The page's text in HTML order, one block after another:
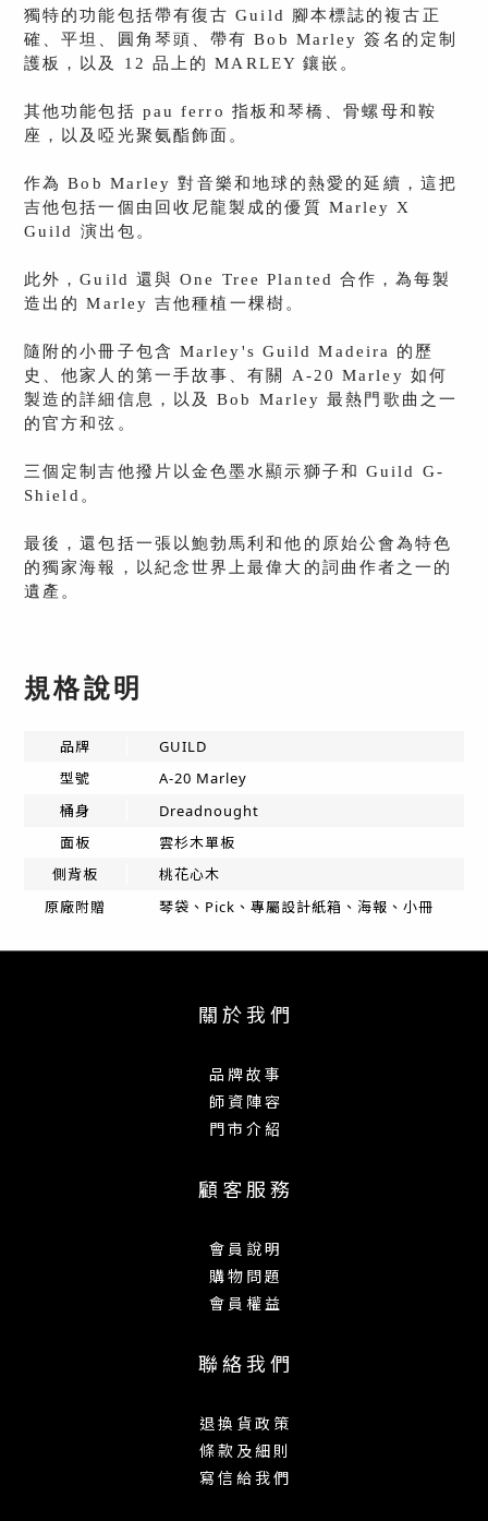
獨特的功能包括帶有復古 Guild 腳本標誌的複古正
確、平坦、圓角琴頭、帶有 Bob Marley 簽名的定制
護板，以及 12 品上的 MARLEY 鑲嵌。
其他功能包括 pau ferro 指板和琴橋、骨螺母和鞍
座，以及啞光聚氨酯飾面。
作為 Bob Marley 對音樂和地球的熱愛的延續，這把
吉他包括一個由回收尼龍製成的優質 Marley X
Guild 演出包。
此外，Guild 還與 One Tree Planted 合作，為每製
造出的 Marley 吉他種植一棵樹。
隨附的小冊子包含 Marley's Guild Madeira 的歷
史、他家人的第一手故事、有關 A-20 Marley 如何
製造的詳細信息，以及 Bob Marley 最熱門歌曲之一
的官方和弦。
三個定制吉他撥片以金色墨水顯示獅子和 Guild G-
Shield。
最後，還包括一張以鮑勃馬利和他的原始公會為特色
的獨家海報，以紀念世界上最偉大的詞曲作者之一的
遺產。
規格說明
品牌
GUILD
型號
A-20 Marley
桶身
Dreadnought
面板
雲杉木單板
側背板
桃花心木
原廠附贈
琴袋、Pick、專屬設計紙箱、海報、小冊
關 於 我 們
品 牌 故 事
師 資 陣 容
門 市 介 紹
顧 客 服 務
會 員 說 明
購 物 問 題
會 員 權 益
聯 絡 我 們
退 換 貨 政 策
條 款 及 細 則
寫 信 給 我 們